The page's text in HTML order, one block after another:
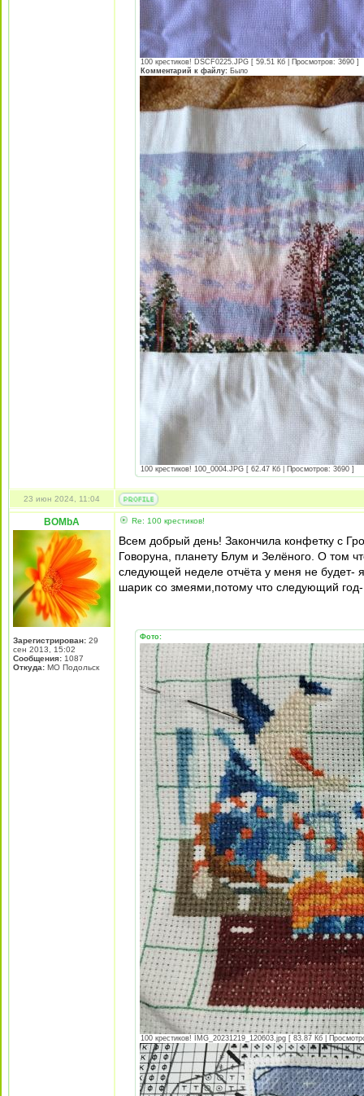
100 крестиков! DSCF0225.JPG [ 59.51 Кб | Просмотров: 3690 ]
Комментарий к файлу: Было
100 крестиков! 100_0004.JPG [ 62.47 Кб | Просмотров: 3690 ]
23 июн 2024, 11:04
BOMbA
Зарегистрирован: 29
сен 2013, 15:02
Сообщения: 1087
Откуда: МО Подольск
Re: 100 крестиков!
Всем добрый день! Закончила конфетку с
Говоруна, планету Блум и Зелёного. О том
следующей неделе отчёта у меня не будет-
шарик со змеями,потому что следующий
Фото:
100 крестиков! IMG_20231219_120603.jpg [ 83.87 Кб |